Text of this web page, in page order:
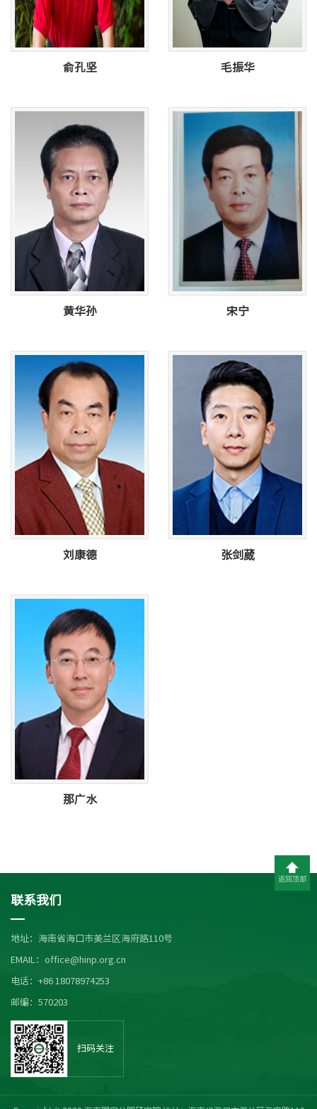
俞孔坚 毛振华
黄华孙 宋宁
刘康德 张剑葳
那广水
返回顶部
联系我们
地址：海南省海口市美兰区海府路110号
EMAIL：office@hinp.org.cn
电话：+86 18078974253
邮编：570203
扫码关注